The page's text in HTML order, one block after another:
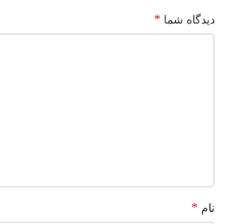
دیدگاه شما *
نام *